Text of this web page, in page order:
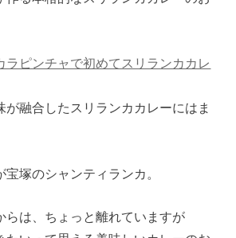
ラピンチャで初めてスリランカカレ
が融合したスリランカカレーにはま
塚のシャンティランカ。
らは、ちょっと離れていますが